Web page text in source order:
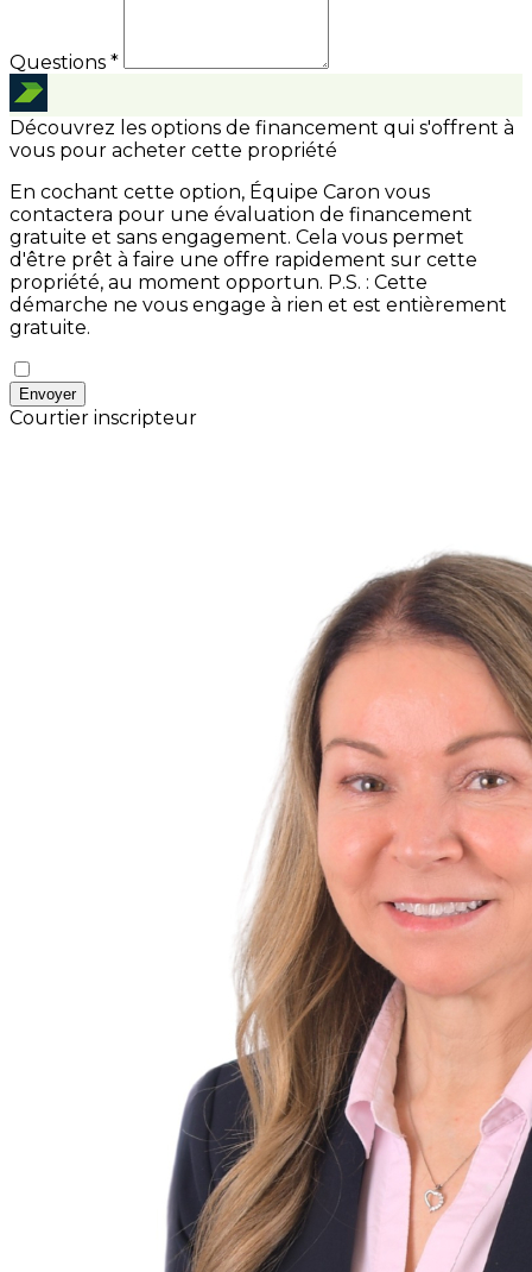
Questions *
Découvrez les options de financement qui s'offrent à
vous pour acheter cette propriété
En cochant cette option, Équipe Caron vous
contactera pour une évaluation de financement
gratuite et sans engagement. Cela vous permet
d'être prêt à faire une offre rapidement sur cette
propriété, au moment opportun. P.S. : Cette
démarche ne vous engage à rien et est entièrement
gratuite.
Envoyer
Courtier inscripteur